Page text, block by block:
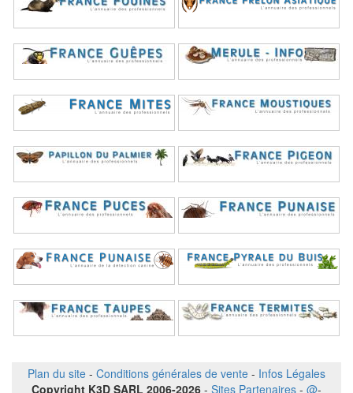
Plan du site - Conditions générales de vente - Infos Légales
Copyright K3D SARL 2006-2026 - Sites Partenaires - @-